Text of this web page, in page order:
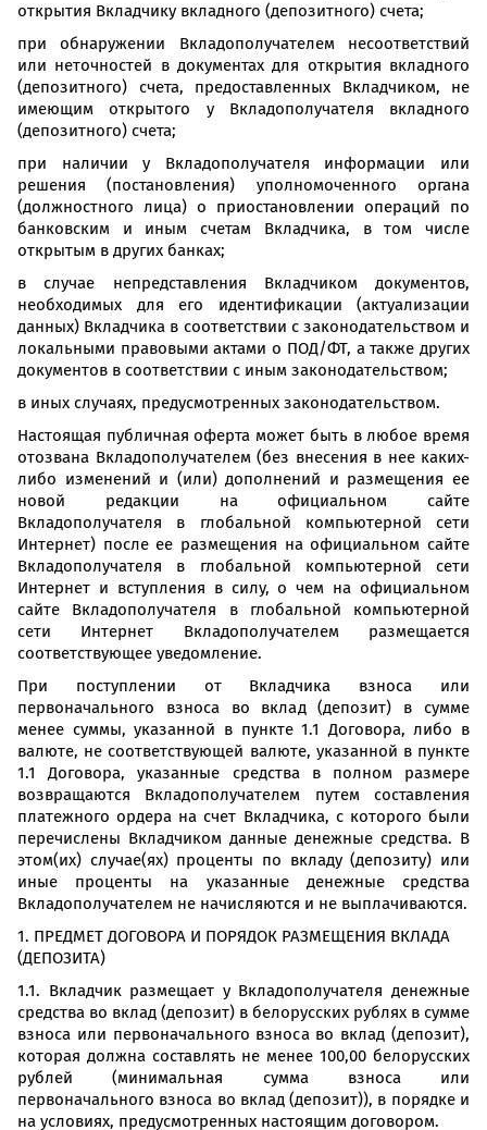
открытия Вкладчику вкладного (депозитного) счета;
при обнаружении Вкладополучателем несоответствий
или неточностей в документах для открытия вкладного
(депозитного) счета, предоставленных Вкладчиком, не
имеющим открытого у Вкладополучателя вкладного
(депозитного) счета;
при наличии у Вкладополучателя информации или
решения (постановления) уполномоченного органа
(должностного лица) о приостановлении операций по
банковским и иным счетам Вкладчика, в том числе
открытым в других банках;
в случае непредставления Вкладчиком документов,
необходимых для его идентификации (актуализации
данных) Вкладчика в соответствии с законодательством и
локальными правовыми актами о ПОД/ФТ, а также других
документов в соответствии с иным законодательством;
в иных случаях, предусмотренных законодательством.
Настоящая публичная оферта может быть в любое время
отозвана Вкладополучателем (без внесения в нее каких-
либо изменений и (или) дополнений и размещения ее
новой редакции на официальном сайте
Вкладополучателя в глобальной компьютерной сети
Интернет) после ее размещения на официальном сайте
Вкладополучателя в глобальной компьютерной сети
Интернет и вступления в силу, о чем на официальном
сайте Вкладополучателя в глобальной компьютерной
сети Интернет Вкладополучателем размещается
соответствующее уведомление.
При поступлении от Вкладчика взноса или
первоначального взноса во вклад (депозит) в сумме
менее суммы, указанной в пункте 1.1 Договора, либо в
валюте, не соответствующей валюте, указанной в пункте
1.1 Договора, указанные средства в полном размере
возвращаются Вкладополучателем путем составления
платежного ордера на счет Вкладчика, с которого были
перечислены Вкладчиком данные денежные средства. В
этом(их) случае(ях) проценты по вкладу (депозиту) или
иные проценты на указанные денежные средства
Вкладополучателем не начисляются и не выплачиваются.
1. ПРЕДМЕТ ДОГОВОРА И ПОРЯДОК РАЗМЕЩЕНИЯ ВКЛАДА
(ДЕПОЗИТА)
1.1. Вкладчик размещает у Вкладополучателя денежные
средства во вклад (депозит) в белорусских рублях в сумме
взноса или первоначального взноса во вклад (депозит),
которая должна составлять не менее 100,00 белорусских
рублей (минимальная сумма взноса или
первоначального взноса во вклад (депозит)), в порядке и
на условиях, предусмотренных настоящим договором.